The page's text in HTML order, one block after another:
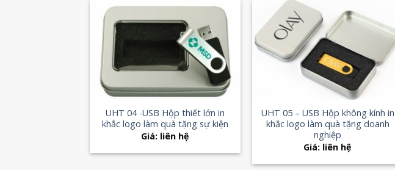
Add to
Wishlist
+
UHT 04 -USB Hộp thiết lớn in
khắc logo làm quà tặng sự kiện
Giá: liên hệ
Add to
Wishlist
UHT 05 – USB Hộp không kính in
khắc logo làm quà tặng doanh
nghiệp
Giá: liên hệ